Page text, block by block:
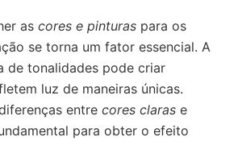
as cores e pinturas para os
se torna um fator essencial. A
de tonalidades pode criar
luz de maneiras únicas.
entre cores claras e
para obter o efeito